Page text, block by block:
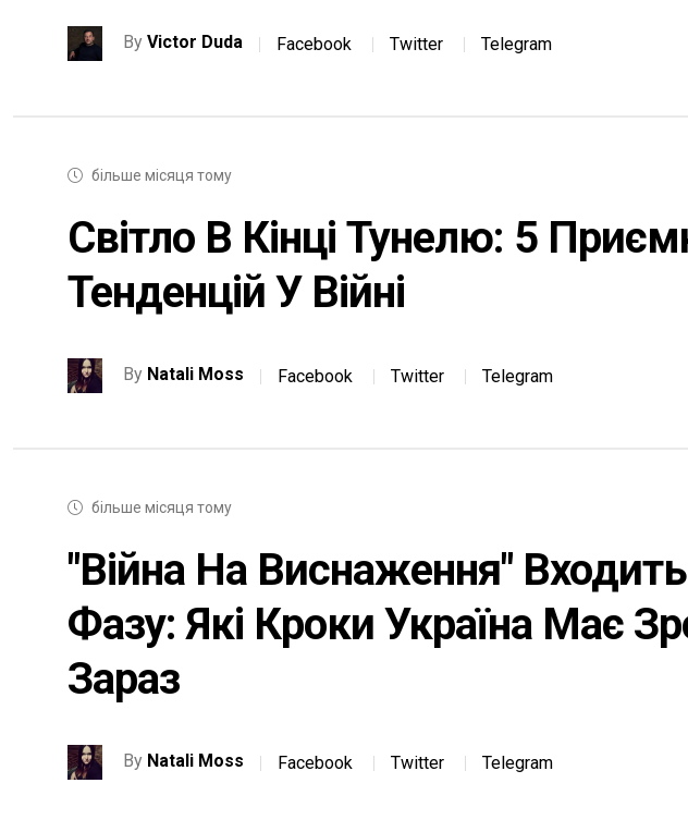
By Victor Duda Facebook Twitter Telegram
більше місяця тому
Світло В Кінці Тунелю: 5
Тенденцій У Війні
By Natali Moss Facebook Twitter Telegram
більше місяця тому
"Війна На Виснаження"
Фазу: Які Кроки Україна Має
Зараз
By Natali Moss Facebook Twitter Telegram